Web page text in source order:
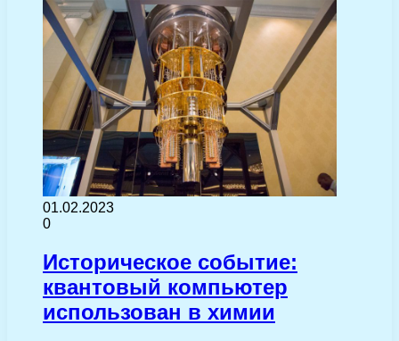
01.02.2023
0
Историческое событие:
квантовый компьютер
использован в химии